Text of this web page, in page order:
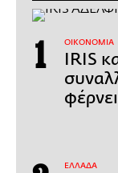
ΟΙΚΟΝΟΜΙΑ
IRIS
ΕΛΛΑΔΑ